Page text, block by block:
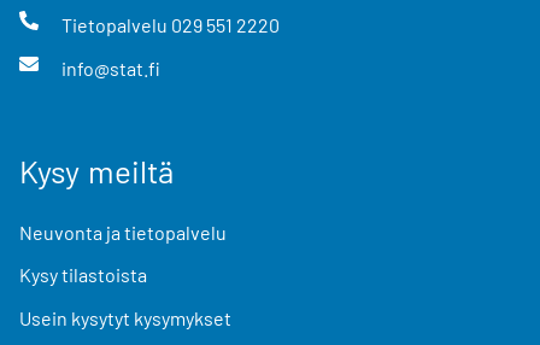
Tietopalvelu 029 551 2220
info@stat.fi
Kysy meiltä
Neuvonta ja tietopalvelu
Kysy tilastoista
Usein kysytyt kysymykset